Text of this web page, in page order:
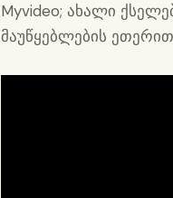
Myvideo; ახალი
მაუწყებლების